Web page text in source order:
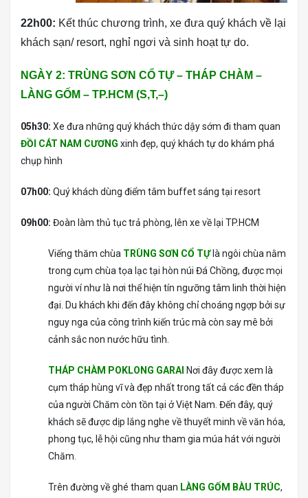
22h00: Kết thúc chương trình, xe đưa quý khách về lại
khách sạn/ resort, nghỉ ngơi và sinh hoạt tự do.
NGÀY 2: TRÙNG SƠN CỔ TỰ – THÁP CHÀM –
LÀNG GỐM – TP.HCM (S,T,–)
05h30: Xe đưa những quý khách thức dậy sớm đi tham quan
ĐỒI CÁT NAM CƯƠNG xinh đẹp, quý khách tự do khám phá
chụp hình
07h00: Quý khách dùng điểm tâm buffet sáng tại resort
09h00: Đoàn làm thủ tục trả phòng, lên xe về lại TP.HCM
Viếng thăm chùa TRÙNG SƠN CỔ TỰlà ngôi chùa nằm
trong cụm chùa tọa lạc tại hòn núi Đá Chồng, được mọi
người ví như là nơi thể hiện tín ngưỡng tâm linh thời hiện
đại. Du khách khi đến đây không chỉ choáng ngợp bởi sự
nguy nga của công trình kiến trúc mà còn say mê bởi
cảnh sắc non nước hữu tình.
THÁP CHÀM POKLONG GARAI Nơi đây được xem là
cụm tháp hùng vĩ và đẹp nhất trong tất cả các đền tháp
của người Chăm còn tồn tại ở Việt Nam. Đến đây, quý
khách sẽ được dịp lắng nghe về thuyết minh về văn hóa,
phong tục, lễ hội cũng như tham gia múa hát với người
Chăm.
Trên đường về ghé tham quan LÀNG GỐM BÀU TRÚC,